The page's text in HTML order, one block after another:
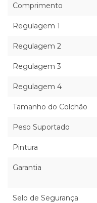
Comprimento
Regulagem 1
Regulagem 2
Regulagem 3
Regulagem 4
Tamanho do Colchão
Peso Suportado
Pintura
Garantia
Selo de Segurança